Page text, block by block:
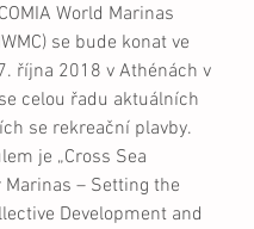
World Marinas
se bude konat ve
října 2018 v Athénách v
celou řadu aktuálních
se rekreační plavby.
je „Cross Sea
Marinas – Setting the
Development and